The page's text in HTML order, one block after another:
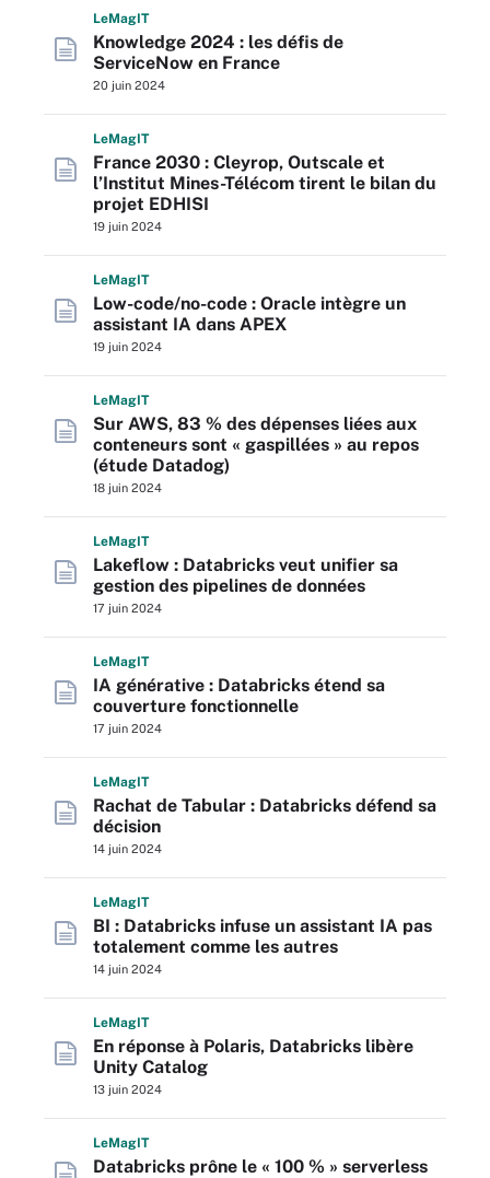
LeMagIT
Knowledge 2024 : les défis de
ServiceNow en France
20 juin 2024
LeMagIT
France 2030 : Cleyrop, Outscale et
l’Institut Mines-Télécom tirent le bilan du
projet EDHISI
19 juin 2024
LeMagIT
Low-code/no-code : Oracle intègre un
assistant IA dans APEX
19 juin 2024
LeMagIT
Sur AWS, 83 % des dépenses liées aux
conteneurs sont « gaspillées » au repos
(étude Datadog)
18 juin 2024
LeMagIT
Lakeflow : Databricks veut unifier sa
gestion des pipelines de données
17 juin 2024
LeMagIT
IA générative : Databricks étend sa
couverture fonctionnelle
17 juin 2024
LeMagIT
Rachat de Tabular : Databricks défend sa
décision
14 juin 2024
LeMagIT
BI : Databricks infuse un assistant IA pas
totalement comme les autres
14 juin 2024
LeMagIT
En réponse à Polaris, Databricks libère
Unity Catalog
13 juin 2024
LeMagIT
Databricks prône le « 100 % » serverless